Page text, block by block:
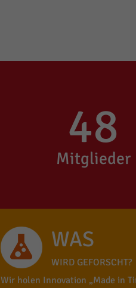
48
Mitglieder
WAS
WIRD GEFORSCHT?
Wir holen Innovation „Made in